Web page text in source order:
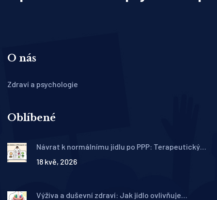
O nás
Zdraví a psychologie
Oblíbené
Návrat k normálnímu jídlu po PPP: Terapeutický
18 kvě, 2026
Výživa a duševní zdraví: Jak jídlo ovlivňuje